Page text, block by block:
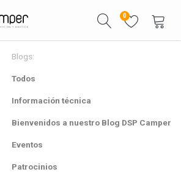
0
Blogs:
Todos
Información técnica
Bienvenidos a nuestro Blog DSP Camper
Eventos
Patrocinios